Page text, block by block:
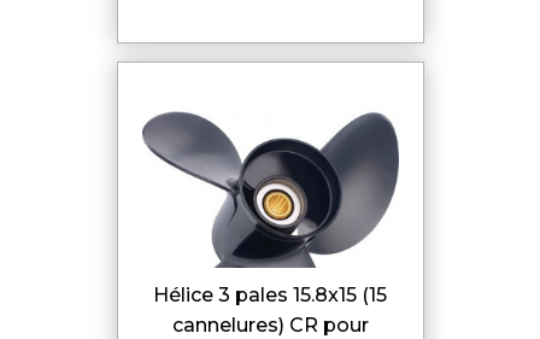
hélice 3 pales 15.8x15 (15
cannelures) CR pour